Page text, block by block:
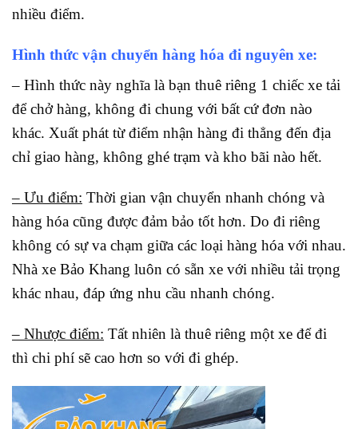
nhiều điểm.
Hình thức vận chuyển hàng hóa đi nguyên xe:
– Hình thức này nghĩa là bạn thuê riêng 1 chiếc xe tải
để chở hàng, không đi chung với bất cứ đơn nào
khác. Xuất phát từ điểm nhận hàng đi thẳng đến địa
chỉ giao hàng, không ghé trạm và kho bãi nào hết.
– Ưu điểm: Thời gian vận chuyển nhanh chóng và
hàng hóa cũng được đảm bảo tốt hơn. Do đi riêng
không có sự va chạm giữa các loại hàng hóa với nhau.
Nhà xe Bảo Khang luôn có sẵn xe với nhiều tải trọng
khác nhau, đáp ứng nhu cầu nhanh chóng.
– Nhược điểm: Tất nhiên là thuê riêng một xe để đi
thì chi phí sẽ cao hơn so với đi ghép.